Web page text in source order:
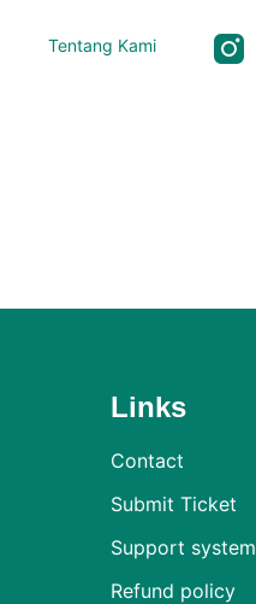
Tentang Kami
Links
Contact
Submit Ticket
Support system
Refund policy